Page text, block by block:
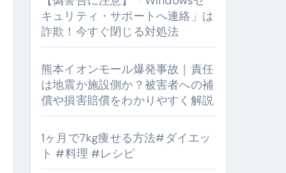
トレ #美容 #健康 #雑学 #ナレーター #小林将大
独自ドメイン
キュリティ・サポートへ連絡」は
詐欺！今すぐ閉じる対処法
熊本イオンモール爆発事故｜責任
は地震か施設側か？被害者への補
償や損害賠償をわかりやすく解説
1ヶ月で7kg痩せる方法#ダイエッ
ト #料理 #レシピ